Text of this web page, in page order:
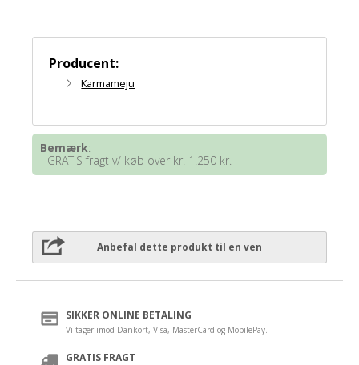
Producent:
Karmameju
Bemærk:
- GRATIS fragt v/ køb over kr. 1.250 kr.
Anbefal dette produkt til en ven
SIKKER ONLINE BETALING
Vi tager imod Dankort, Visa, MasterCard og MobilePay.
GRATIS FRAGT